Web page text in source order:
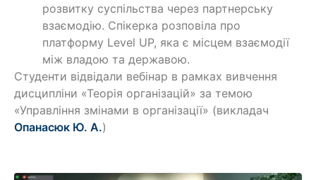
розвитку суспільства через партнерську
взаємодію. Спікерка розповіла про
платформу Level UP, яка є місцем взаємодії
між владою та державою.
Студенти відвідали вебінар в рамках вивчення
дисципліни «Теорія організацій» за темою
«Управління змінами в організації» (викладач
Опанасюк Ю. А.)